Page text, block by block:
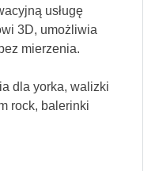
usługę
3D, umożliwia
mierzenia.
dla yorka, walizki
rock, balerinki